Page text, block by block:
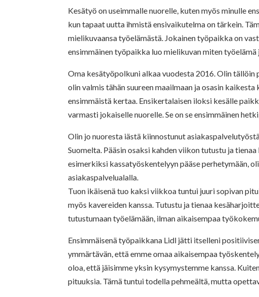
Kesätyö on useimmalle nuorelle, kuten myös minulle
kun tapaat uutta ihmistä ensivaikutelma on tärkein.
mielikuvaansa työelämästä. Jokainen työpaikka on
ensimmäinen työpaikka luo mielikuvan miten
Oma kesätyöpolkuni alkaa vuodesta 2016. Olin
olin valmis tähän suureen maailmaan ja osasin
ensimmäistä kertaa. Ensikertalaisen iloksi kesälle
varmasti jokaiselle nuorelle. Se on se ensimmäinen
Olin jo nuoresta iästä kiinnostunut
Suomelta. Pääsin osaksi kahden viikon tutustu ja
esimerkiksi kassatyöskentelyyn pääse perhetymään,
asiakaspalvelualalla.
Tuon ikäisenä tuo kaksi viikkoa tuntui juuri sopivan
myös kavereiden kanssa. Tutustu ja tienaa
tutustumaan työelämään, ilman aikaisempaa
Ensimmäisenä työpaikkana Lidl jätti itselleni
ymmärtävän, että emme omaa aikaisempaa
oloa, että jäisimme yksin kysymystemme kanssa.
pituuksia. Tämä tuntui todella pehmeältä, mutta